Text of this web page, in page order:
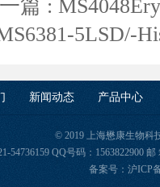
篇 :
5LSD/-
新闻动态 产品中心
© 2019 上海懋康生物科
54736159 QQ号码：1563822900
备案号： 沪ICP